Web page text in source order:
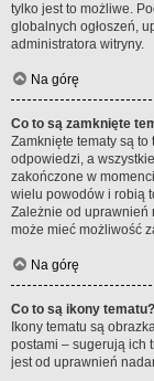
tylko jest to możliwe.
globalnych ogłoszeń,
administratora witryny.
Na górę
Co to są zamknięte
Zamknięte tematy są
odpowiedzi, a
zakończone w
wielu powodów i robią
Zależnie od uprawnień
może mieć możliwość
Na górę
Co to są ikony tematu?
Ikony tematu są
postami – sugerują ich
jest od uprawnień